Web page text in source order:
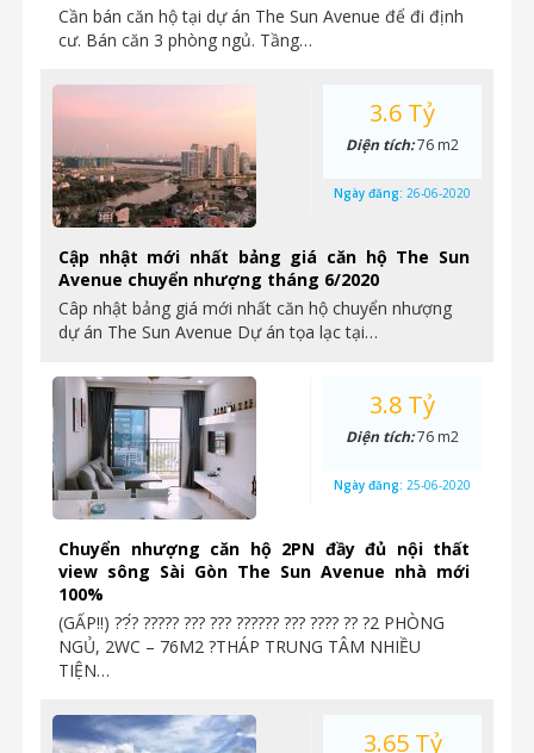
Cần bán căn hộ tại dự án The Sun Avenue để đi định
cư. Bán căn 3 phòng ngủ. Tầng…
Cập nhật mới nhất bảng giá căn hộ The Sun
Avenue chuyển nhượng tháng 6/2020
Câp nhật bảng giá mới nhất căn hộ chuyển nhượng
dự án The Sun Avenue Dự án tọa lạc tại…
3.6 Tỷ
Diện tích:76 m2
Ngày đăng: 26-06-2020
Chuyển nhượng căn hộ 2PN đầy đủ nội thất
view sông Sài Gòn The Sun Avenue nhà mới
100%
(GẤP‼️) ??́? ????? ??? ??? ?????? ??? ???? ?? ?2 PHÒNG
NGỦ, 2WC – 76M2 ?THÁP TRUNG TÂM NHIỀU
TIỆN…
3.8 Tỷ
Diện tích:76 m2
Ngày đăng: 25-06-2020
3.65 Tỷ